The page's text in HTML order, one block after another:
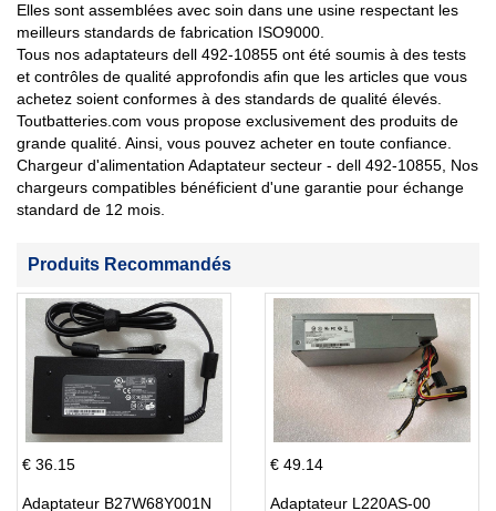
Elles sont assemblées avec soin dans une usine respectant les
meilleurs standards de fabrication ISO9000.
Tous nos adaptateurs dell 492-10855 ont été soumis à des tests
et contrôles de qualité approfondis afin que les articles que vous
achetez soient conformes à des standards de qualité élevés.
Toutbatteries.com vous propose exclusivement des produits de
grande qualité. Ainsi, vous pouvez acheter en toute confiance.
Chargeur d'alimentation Adaptateur secteur - dell 492-10855, Nos
chargeurs compatibles bénéficient d'une garantie pour échange
standard de 12 mois.
Produits Recommandés
€ 36.15
Adaptateur B27W68Y001N
€ 49.14
Adaptateur L220AS-00